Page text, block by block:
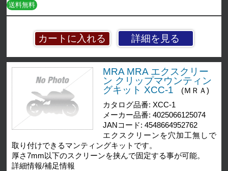
詳細を見る
送料無料
MRA MRA エクスクリー
ン クリップマウンティン
グキット XCC-1
(ＭＲＡ)
カタログ品番: XCC-1
メーカー品番: 4025066125074
JANコード: 4548664952762
エクスクリーンを穴加工無しで
取り付けできるマンティングキットです。
厚さ7mm以下のスクリーンを挟んで固定する事が可能。
詳細情報/補足情報